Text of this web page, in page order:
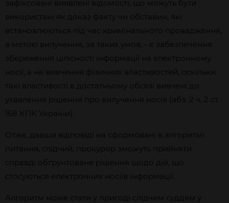
зафіксовані виявлені відомості, що можуть бути
використані як доказ факту чи обставин, які
встановлюються під час кримінального провадження,
а метою вилучення, за таких умов, - є забезпечення
збереження цілісності інформації на електронному
носії, а не вивчення фізичних властивостей, оскільки
такі властивості в достатньому обсязі вивчені до
ухвалення рішення про вилучення носія (абз. 2 ч. 2 ст.
168 КПК України).
Отже, давши відповіді на сформовані в алгоритмі
питання, слідчий, прокурор зможуть прийняти
справді обґрунтоване рішення щодо дій, що
стосуються електронних носіїв інформації.
Алгоритм може стати у пригоді слідчим суддям у